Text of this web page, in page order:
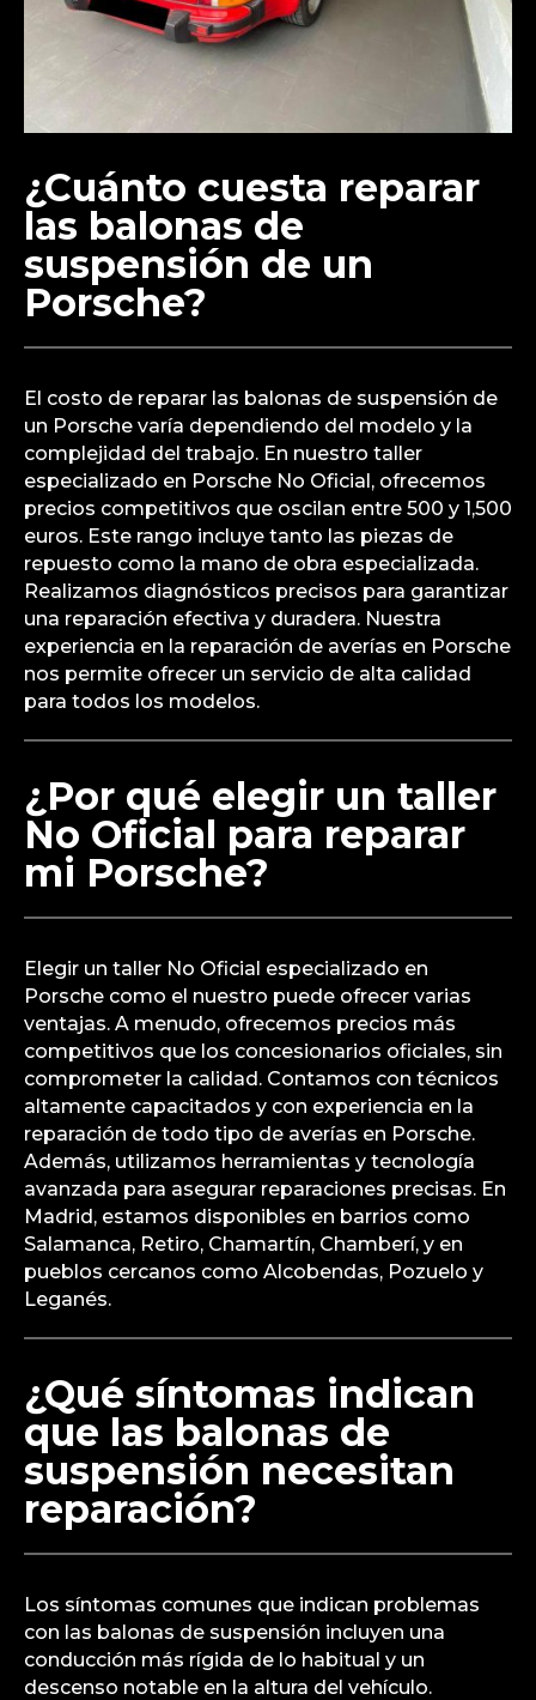
¿Cuánto cuesta reparar
las balonas de
suspensión de un
Porsche?
El costo de reparar las balonas de suspensión de
un Porsche varía dependiendo del modelo y la
complejidad del trabajo. En nuestro taller
especializado en Porsche No Oficial, ofrecemos
precios competitivos que oscilan entre 500 y 1,500
euros. Este rango incluye tanto las piezas de
repuesto como la mano de obra especializada.
Realizamos diagnósticos precisos para garantizar
una reparación efectiva y duradera. Nuestra
experiencia en la reparación de averías en Porsche
nos permite ofrecer un servicio de alta calidad
para todos los modelos.
¿Por qué elegir un taller
No Oficial para reparar
mi Porsche?
Elegir un taller No Oficial especializado en
Porsche como el nuestro puede ofrecer varias
ventajas. A menudo, ofrecemos precios más
competitivos que los concesionarios oficiales, sin
comprometer la calidad. Contamos con técnicos
altamente capacitados y con experiencia en la
reparación de todo tipo de averías en Porsche.
Además, utilizamos herramientas y tecnología
avanzada para asegurar reparaciones precisas. En
Madrid, estamos disponibles en barrios como
Salamanca, Retiro, Chamartín, Chamberí, y en
pueblos cercanos como Alcobendas, Pozuelo y
Leganés.
¿Qué síntomas indican
que las balonas de
suspensión necesitan
reparación?
Los síntomas comunes que indican problemas
con las balonas de suspensión incluyen una
conducción más rígida de lo habitual y un
descenso notable en la altura del vehículo.